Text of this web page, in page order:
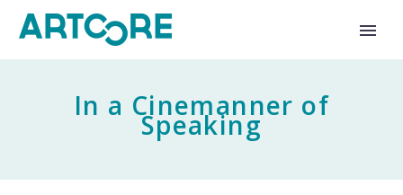
In a Cinemanner of
Speaking